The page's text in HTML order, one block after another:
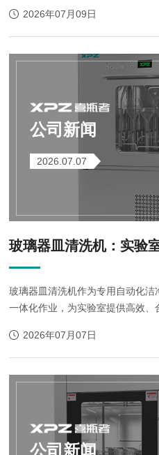
清洗解决方案
2026年07月09日
公司新闻
2026.07.07
玻璃器皿清洗机：实验
玻璃器皿清洗机作为专用自动化
一体化作业，为实验室提供高效、
2026年07月07日
公司新闻